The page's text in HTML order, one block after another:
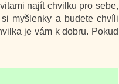
najít chvilku pro sebe,
myšlenky a budete chvíli
je vám k dobru. Pokud